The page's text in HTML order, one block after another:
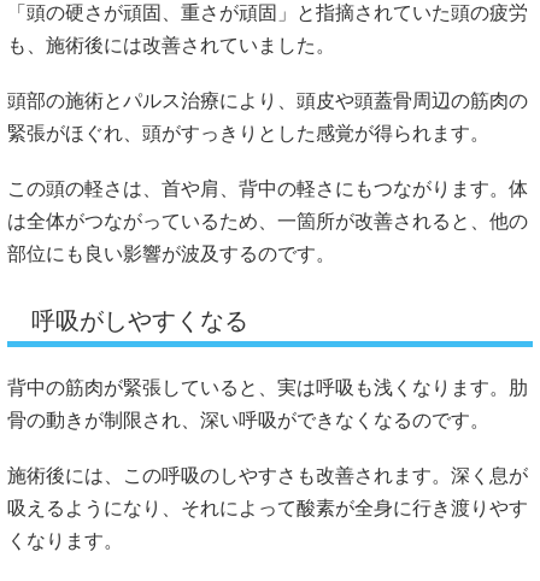
「頭の硬さが頑固、重さが頑固」と指摘されていた頭の疲労
も、施術後には改善されていました。
頭部の施術とパルス治療により、頭皮や頭蓋骨周辺の筋肉の
緊張がほぐれ、頭がすっきりとした感覚が得られます。
この頭の軽さは、首や肩、背中の軽さにもつながります。体
は全体がつながっているため、一箇所が改善されると、他の
部位にも良い影響が波及するのです。
呼吸がしやすくなる
背中の筋肉が緊張していると、実は呼吸も浅くなります。肋
骨の動きが制限され、深い呼吸ができなくなるのです。
施術後には、この呼吸のしやすさも改善されます。深く息が
吸えるようになり、それによって酸素が全身に行き渡りやす
くなります。